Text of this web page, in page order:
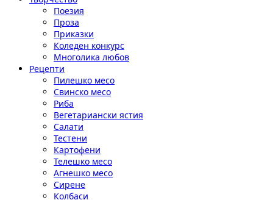
Поезия
Проза
Приказки
Коледен конкурс
Многолика любов
Рецепти
Пилешко месо
Свинско месо
Риба
Вегетариански ястия
Салати
Тестени
Картофени
Телешко месо
Агнешко месо
Сирене
Колбаси